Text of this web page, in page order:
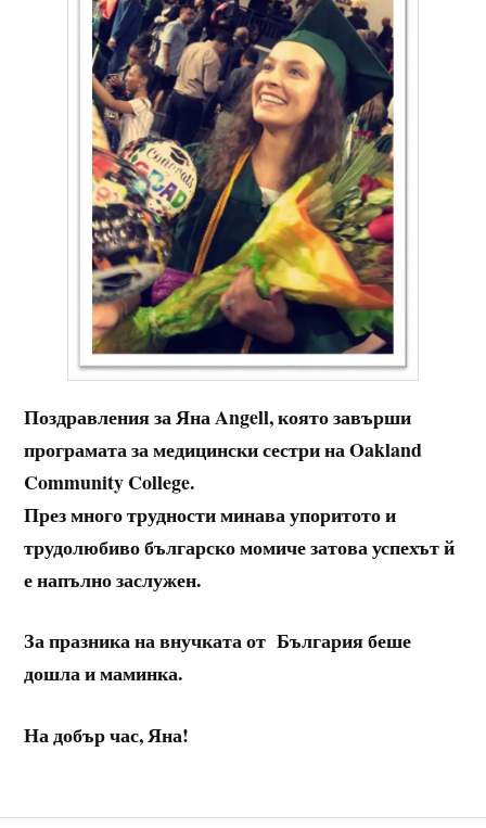
Поздравления за ЯнаAngell,която завърши
програмата за медицински сестри наOakland
Community College.
През много трудности минава упоритото и
трудолюбиво българско момиче затова успехът й
е напълно заслужен.
За празника на внучката от България беше
дошла и маминка.
На добър час, Яна!